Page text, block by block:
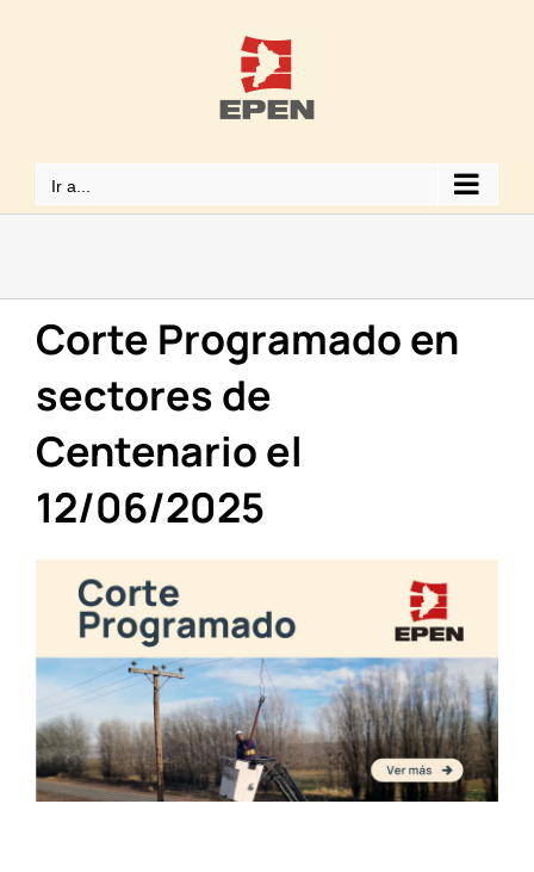
Ir a...
Corte Programado en
sectores de
Centenario el
12/06/2025